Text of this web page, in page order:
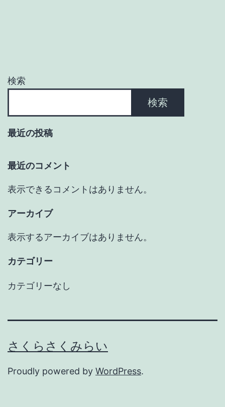
ョ
検索
検索
最近の投稿
最近のコメント
表示できるコメントはありません。
アーカイブ
表示するアーカイブはありません。
カテゴリー
カテゴリーなし
さくらさくみらい
Proudly powered by WordPress.